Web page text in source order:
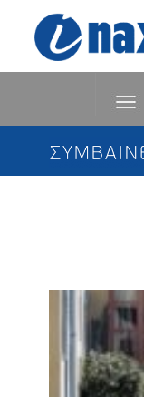
ΣΥΜΒΑΙΝΕΙ
Μύκονος: